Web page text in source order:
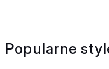
Popularne